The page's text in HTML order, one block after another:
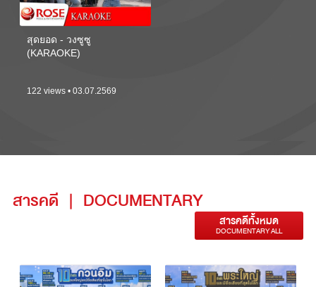
สุดยอด - วงซูซู
(KARAOKE)
122 views • 03.07.2569
สารคดี | DOCUMENTARY
สารคดีทั้งหมด
DOCUMENTARY ALL